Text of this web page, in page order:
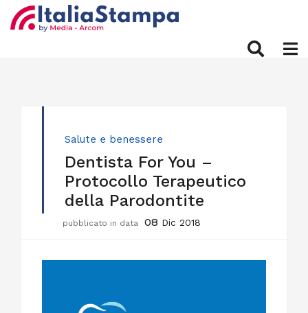
Salute e benessere
Dentista For You –
Protocollo Terapeutico
della Parodontite
pubblicato in data 08 Dic 2018